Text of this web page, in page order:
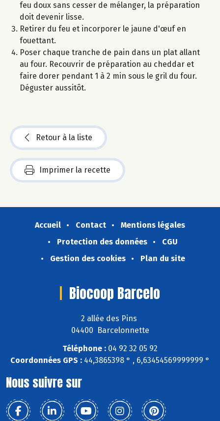
feu doux sans cesser de mélanger, la préparation
doit devenir lisse.
Retirer du feu et incorporer le jaune d'œuf en
fouettant.
Poser chaque tranche de pain dans un plat allant
au four. Recouvrir de préparation au cheddar et
faire dorer pendant 1 à 2 min sous le gril du four.
Déguster aussitôt.
Retour à la liste
Imprimer la recette
Accueil Contact
Mentions légales
Protection des données
CGU
Gestion des cookies
Plan du site
Biocoop Barcelo
2 allée des Pins
04400 Barcelonnette
Téléphone : 04 92 32 05 92
Coordonnées GPS : 44,3865398 ° , 6,63454569999999 °
Nous suivre sur